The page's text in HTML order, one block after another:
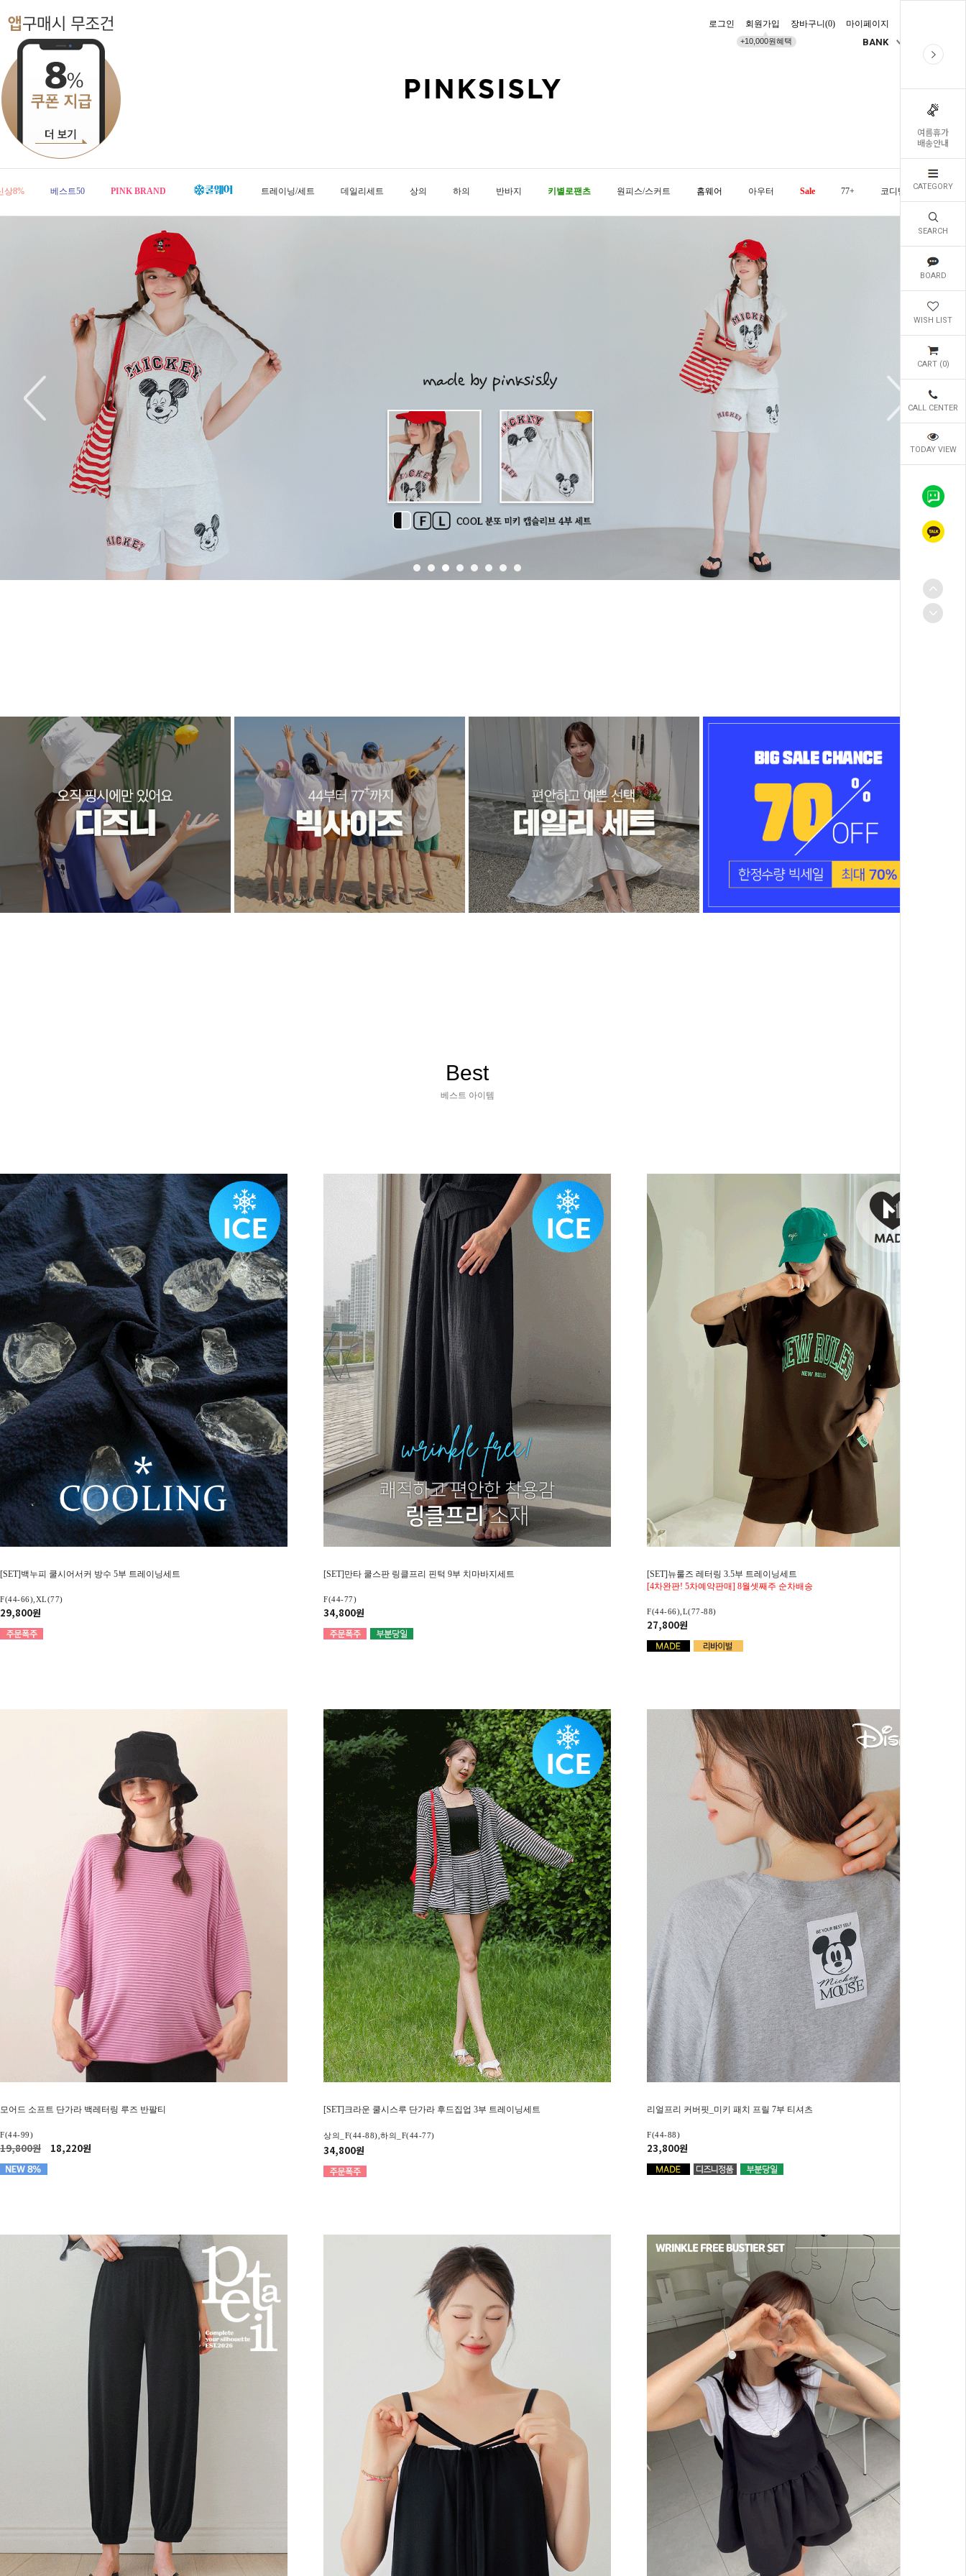
여름휴가
배송안내
CATEGORY
SEARCH
BOARD
WISH LIST
CART (0)
CALL CENTER
TODAY VIEW
로그인 회원가입
+10,000원혜택
장바구니(0) 마이페이지
BANK
상8% 베스트50 PINK BRAND 트레이닝/세트 데일리세트 상의 하의 반바지 키별로팬츠 원피스/스커트 홈웨어 아우터 Sale 77+ 코디템 오늘발송
Best
베스트 아이템
[SET]백누피 쿨시어서커 방수 5부 트레이닝세트
F(44-66),XL(77)
29,800원
[SET]만타 쿨스판 링클프리 핀턱 9부 치마바지세트
F(44-77)
34,800원
[SET]뉴룰즈 레터링 3.5부 트레이닝세트
[4차완판! 5차예약판매] 8월셋째주 순차배송
F(44-66),L(77-88)
27,800원
모어드 소프트 단가라 백레터링 루즈 반팔티
F(44-99)
19,800원 18,220원
[SET]크라운 쿨시스루 단가라 후드집업 3부 트레이닝세트
상의_F(44-88),하의_F(44-77)
34,800원
리얼프리 커버핏_미키 패치 프릴 7부 티셔츠
F(44-88)
23,800원